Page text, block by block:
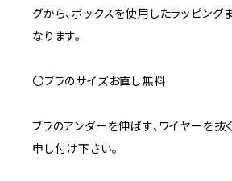
グから、ボックスを使用したラッピング
なります。
〇ブラのサイズお直し無料
ブラのアンダーを伸ばす、ワイヤーを抜
申し付け下さい。